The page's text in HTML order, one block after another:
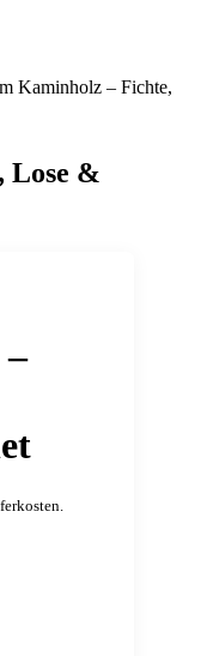
Kaminholz – Fichte,
Lose &